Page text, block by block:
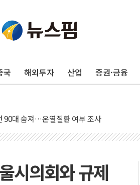
국 해외투자 산업 증권·금융
사망 23명…정부, 비상대응기구 가동
양, 수도 베이징도 부동산 규제 철폐
똥별 멍' 운영…페르세우스 유성우 관측
시간당 50mm 이상 폭우…호우경보 발효
기능시험 오전 집중 편성…체감온도 38도 넘
누르기 방지법' 전면 재검토 지시
지속…내륙 곳곳 소나기
택 검토, 민주당 스스로 원칙 뒤집는 것"
시의회와 규제